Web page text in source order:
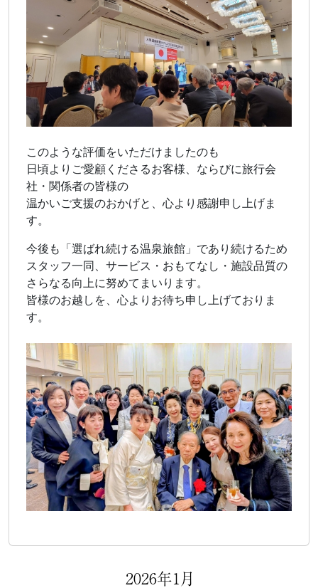
このような評価をいただけましたのも
日頃よりご愛顧くださるお客様、ならびに旅行会
社・関係者の皆様の
温かいご支援のおかげと、心より感謝申し上げま
す。
今後も「選ばれ続ける温泉旅館」であり続けるため
スタッフ一同、サービス・おもてなし・施設品質の
さらなる向上に努めてまいります。
皆様のお越しを、心よりお待ち申し上げておりま
す。
2026年1月